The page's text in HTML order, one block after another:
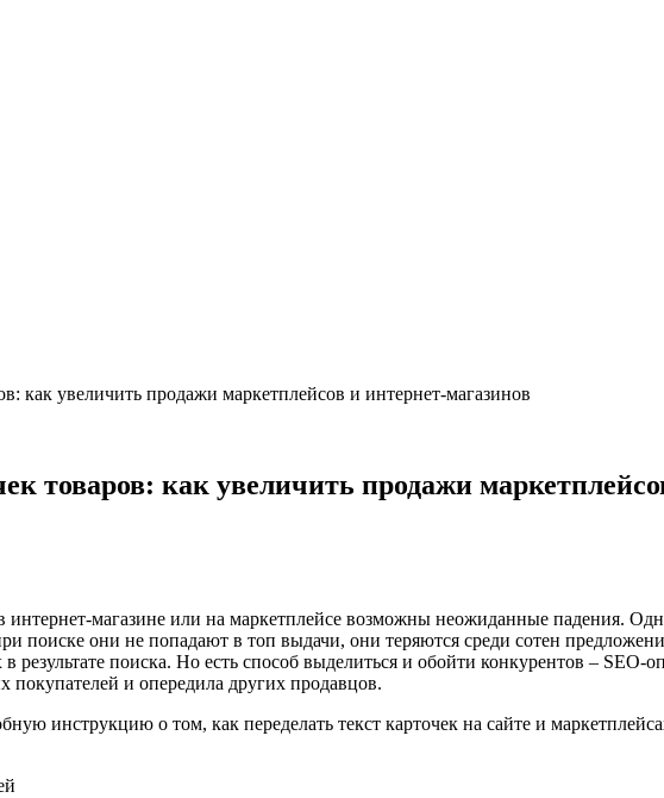
как увеличить продажи маркетплейсов и интернет-магазинов
товаров: как увеличить продажи
магазине или на маркетплейсе возможны неожиданные падения.
поиске они не попадают в топ выдачи, они теряются среди сотен
результате поиска. Но есть способ выделиться и обойти конкурентов –
и опередила других продавцов.
инструкцию о том, как переделать текст карточек на сайте и